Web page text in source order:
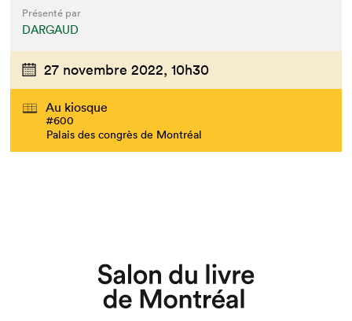
Que cherchez-vous?
Présenté par
DARGAUD
27 novembre 2022, 10h30
Au kiosque
#600
Palais des congrès de Montréal